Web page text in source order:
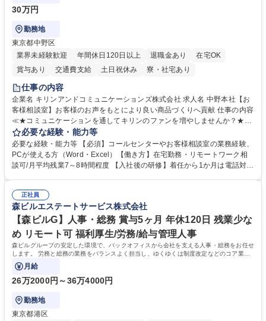
30万円
勤務地
東京都中野区
業界未経験歓迎
年間休日120日以上 退職金あり
在宅OK
賞与あり
交通費支給 土日祝休み 寮・社宅あり
仕事の内容
企業名 キリンアンドコミュニケーションズ株式会社 求人名 中野本社【お
客様相談室】お客様のお声をもとにより良い商品づくりへ貢献 仕事の内容
≪★コミュニケーションを通してキリンのファンを増やしませんか？★≫
お客様のお声をより良い商品づくりに活かしていく上で、窓口となるお客
様相談室でのお仕事です。 日々お客様からいただくキリングループへのご
意見を、企業活動に活かしています。お客様からの声に迅速かつ誠意をも
って対応、情報提供するとともにグループ内活動に反映しています。 【具
平均100件前後■メール・手紙：同上40件前後 募集職種 中野本社【お客様
相談室】お客様のお声をもとにより良い商品づくりへ貢献
必要な経験・能力等
必要な経験・能力等 【必須】コールセンターやお客様相談室の業務経験、
PCが使える方（Word・Excel）【働き方】在宅勤務・リモートワーク相
談可/月平均残業7～8時間程度 【入社後の研修】着任から1か月は電話対応
すのでご安心ください。 【当社について】キリングループの広報機能を担
う会社として、お客様との出会いを大切にし、磨き上げたホスピタリティ
を込めてコミュニケーションをとりながら広報関連業務を行っておりま
す。 学歴・資格 学歴：大学院 大学 高専 短大 専修学校 高校 語学力： 資
格：
正社員
森ビルエステートサービス株式会社
【森ビルG】人事・総務 賞与5ヶ月 年休120日 残業少な
め リモート可 福利厚生/労務/給与管理人事
森ビルグループの安定した環境で、バックオフィスから会社を支える人事・総務をお任せ
します。 労務と総務の業務をバランスよく担当し、ゆくゆくは制度改定などのコア業務
にも挑戦できる、やりがいある環境です。
月給
26万2000円～36万4000円
勤務地
東京都港区